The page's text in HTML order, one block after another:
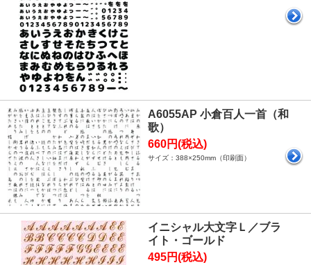
A6055AP 小倉百人一首（和
歌）
660円(税込)
サイズ：388×250mm（印刷面）
イニシャル大文字Ｌ／ブラ
イト・ゴールド
495円(税込)